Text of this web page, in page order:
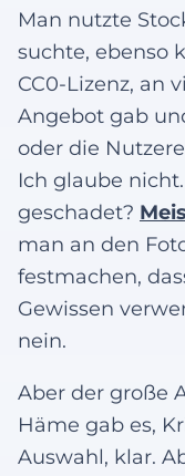
Man nutzte
suchte, ebenso
CC0-Lizenz, an
Angebot gab
oder die
Ich glaube
geschadet?
man an den
festmachen,
Gewissen
nein.
Aber der große
Häme gab es,
Auswahl, klar.